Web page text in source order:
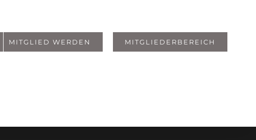
MITGLIED WERDEN MITGLIEDERBEREICH